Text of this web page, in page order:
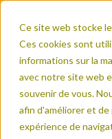
Ce site web stocke
Ces cookies sont
informations sur la
avec notre site web
souvenir de vous.
afin d'améliorer et
expérience de
Accueil